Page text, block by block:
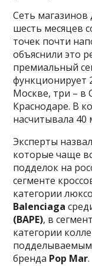
Cеть
шесть месяцев
точек почти
объяснили это
премиальный
функционирует
Москве, три – в
Краснодаре. В
насчитывала 40
Эксперты
которые чаще
подделок на
сегменте
категории
Balenciaga
(BAPE), в
категории
подделываемым
бренда Pop Mar.